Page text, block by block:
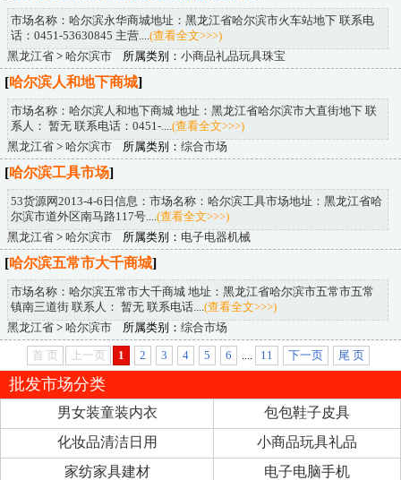
市场名称：哈尔滨永华商城地址：黑龙江省哈尔滨市火车站地下 联系电
话：0451-53630845 主营.... (查看全文>>>)
黑龙江省 > 哈尔滨市 所属类别： 小商品礼品玩具珠宝
[哈尔滨人和地下商城]
市场名称：哈尔滨人和地下商城 地址：黑龙江省哈尔滨市大直街地下 联
系人： 暂无 联系电话：0451-.... (查看全文>>>)
黑龙江省 > 哈尔滨市 所属类别： 综合市场
[哈尔滨工具市场]
53货源网2013-4-6日信息：市场名称：哈尔滨工具市场地址：黑龙江省哈
尔滨市道外区南马路117号.... (查看全文>>>)
黑龙江省 > 哈尔滨市 所属类别： 电子电器机械
[哈尔滨五常市大千商城]
市场名称：哈尔滨五常市大千商城 地址：黑龙江省哈尔滨市五常市五常
镇南三道街 联系人： 暂无 联系电话.... (查看全文>>>)
黑龙江省 > 哈尔滨市 所属类别： 综合市场
首 页 上一页 1 2 3 4 5 6 11 下一页 尾 页
批发市场分类
男女装童装内衣
包包鞋子皮具
化妆品清洁日用
小商品玩具礼品
家纺家具建材
电子电脑手机